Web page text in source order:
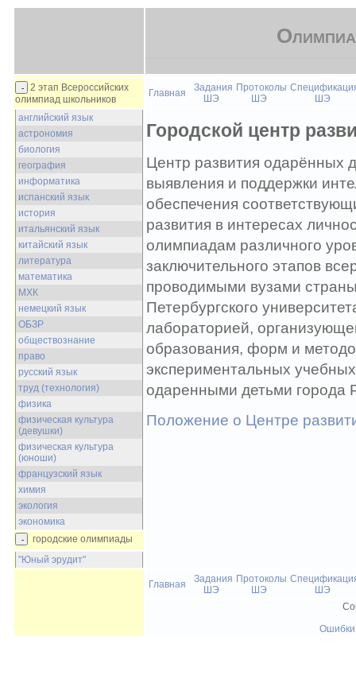
2 этап Всероссийских
олимпиад школьников
Главная
Задания
ШЭ
Протоколы
ШЭ
ШЭ
английский язык
астрономия
биология
география
информатика
испанский язык
история
итальянский язык
китайский язык
литература
математика
МХК
немецкий язык
ОБЗР
обществознание
право
русский язык
труд (технология)
физика
физическая культура
(девушки)
физическая культура
(юноши)
французский язык
химия
экология
экономика
Городской центр
Центр развития
выявления и поддержки
обеспечения
развития в интересах
олимпиадам различного
заключительного этапов
проводимыми вузами
Петербургского
лабораторией,
образования, форм и
экспериментальных
одаренными детьми города
Положение о Центре
городские олимпиады
"Юный эрудит"
Главная
Задания
ШЭ
Протоколы
ШЭ
ШЭ
Ошибки